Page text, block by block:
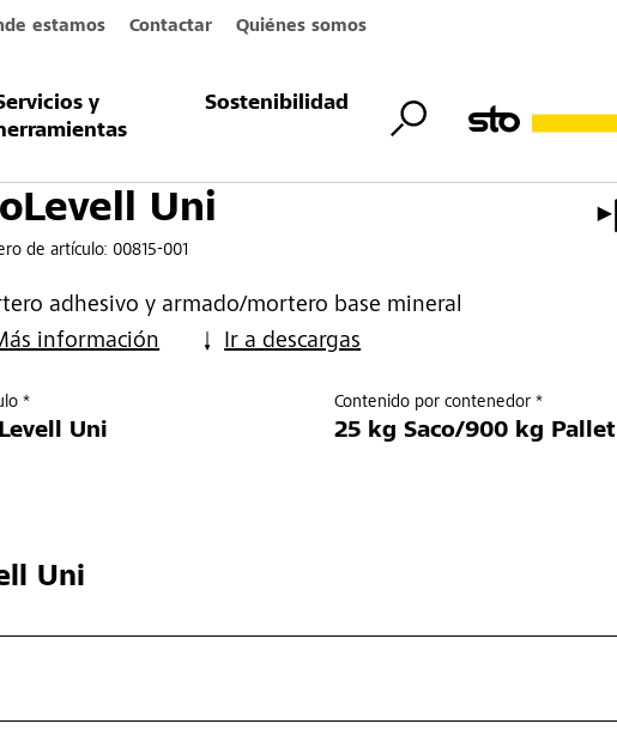
estamos Contactar Quiénes somos
y
Sostenibilidad
Uni
de artículo: 00815-001
adhesivo y armado/mortero base mineral
información
Ir a descargas
*
Uni
Contenido por contenedor *
25 kg Saco/900 kg Pallet
Uni